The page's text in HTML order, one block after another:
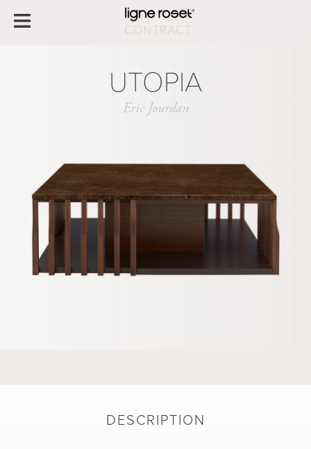
UTOPIA
Eric Jourdan
DESCRIPTION